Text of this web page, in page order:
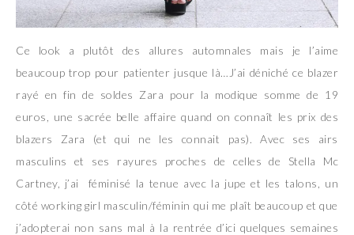
Ce look a plutôt des allures automnales mais je l’aime
beaucoup trop pour patienter jusque là…J’ai déniché ce blazer
rayé en fin de soldes Zara pour la modique somme de 19
euros, une sacrée belle affaire quand on connaît les prix des
blazers Zara (et qui ne les connait pas). Avec ses airs
masculins et ses rayures proches de celles de Stella Mc
Cartney, j’ai féminisé la tenue avec la jupe et les talons, un
côté working girl masculin/féminin qui me plaît beaucoup et que
j’adopterai non sans mal à la rentrée d’ici quelques semaines